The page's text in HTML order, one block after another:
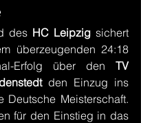
des HC Leipzig sichert
überzeugenden 24:18
Erfolg über den TV
den Einzug ins
Deutsche Meisterschaft.
für den Einstieg in das